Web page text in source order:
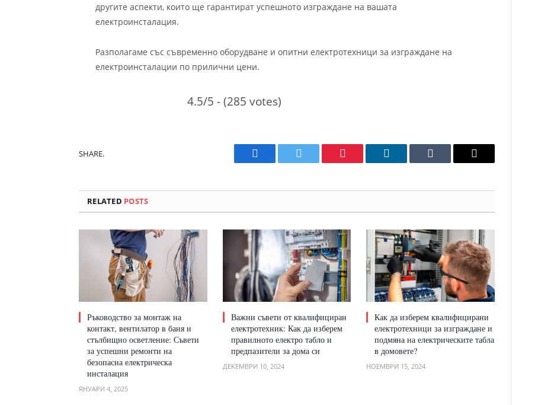
другите аспекти, които ще гарантират успешното изграждане на вашата
електроинсталация.
Разполагаме със съвременно оборудване и опитни електротехници за изграждане на
електроинсталации по прилични цени.
4.5/5 - (285 votes)
SHARE.
Facebook Twitter Pinterest LinkedIn Tumblr Email
RELATED POSTS
Ръководство за монтаж на
контакт, вентилатор в баня и
стълбищно осветление: Съвети
за успешни ремонти на
безопасна електрическа
инсталация
ЯНУАРИ 4, 2025
Важни съвети от квалифициран
електротехник: Как да изберем
правилното електро табло и
предпазители за дома си
ДЕКЕМВРИ 10, 2024
Как да изберем квалифицирани
електротехници за изграждане и
подмяна на електрическите табла
в домовете?
НОЕМВРИ 15, 2024